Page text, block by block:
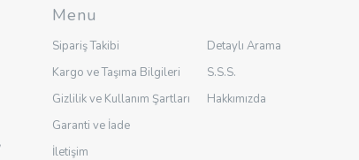
Menu
Sipariş Takibi
Kargo ve Taşıma Bilgileri
Gizlilik ve Kullanım Şartları
Garanti ve İade
İletişim
Detaylı Arama
S.S.S.
Hakkımızda